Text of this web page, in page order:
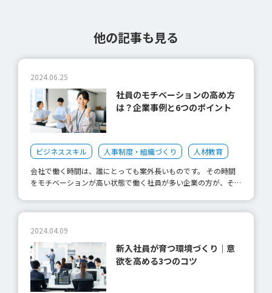
他の記事も見る
2024.06.25
社員のモチベーションの高め方
は？企業事例と6つのポイント
ビジネススキル 人事制度・組織づくり
人材教育
会社で働く時間は、誰にとっても案外長いものです。 その時間
をモチベーションが高い状態で働く社員が多い企業の方が、そう
れます。 今回の記事では、モチベーションの構成要素を紐解
き、モチベーションを高めるための具体的なポイントや事例を紹
介します。 モチベーションとは ビジネスシーンでの社員モチベ
ーションアップを考える際によく取り上げられているのは、アメ
リカの心理学者・ハーズバーグ提唱の「二要因理論」です。 ハ
ーズバーグは、職務満足と職務不満足は、それぞれ異なる要因に
2024.04.09
新入社員が育つ環境づくり｜意
欲を高める3つのコツ